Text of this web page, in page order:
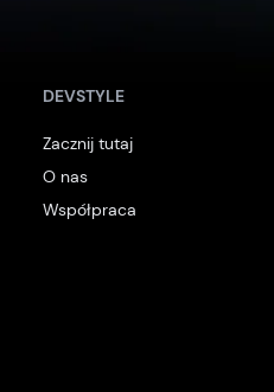
DEVSTYLE
Zacznij tutaj
O nas
Współpraca